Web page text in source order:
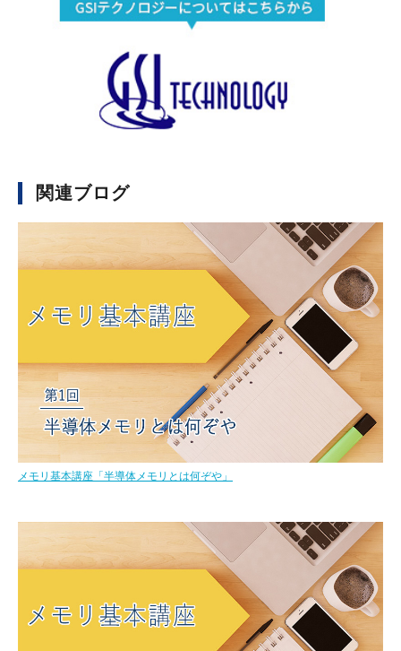
関連ブログ
メモリ基本講座「半導体メモリとは何ぞや」